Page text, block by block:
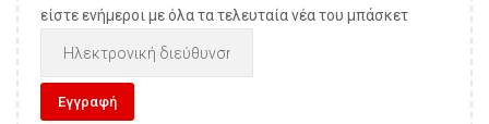
είστε ενήμεροι με όλα τα τελευταία νέα του μπάσκετ